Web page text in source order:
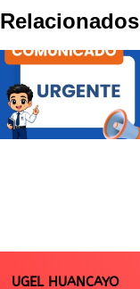
Relacionados
UGEL HUANCAYO